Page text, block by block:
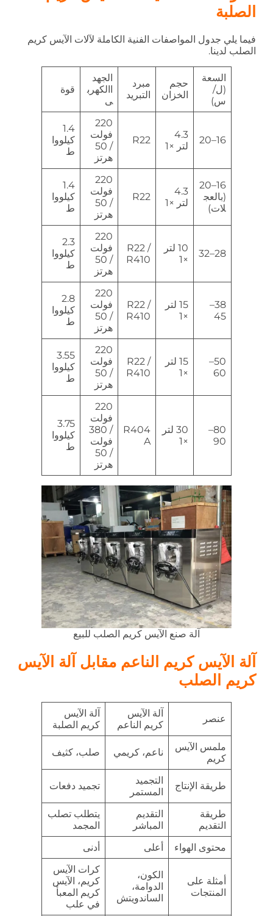
الصلبة
فيما يلي جدول المواصفات الفنية الكاملة لآلات الآيس كريم
الصلب لدينا.
السعة
(ل/
س)
حجم
الخزان
مبرد
التبريد
الجهد
االكهرب
ى
قوة
16–20
4.3
لتر ×1
R22
220
فولت
/ 50
هرتز
1.4
كيلووا
ط
16–20
(بالعج
لات)
4.3
لتر ×1
R22
220
فولت
/ 50
هرتز
1.4
كيلووا
ط
28–32
10 لتر
×1
R22 /
R410
220
فولت
/ 50
هرتز
2.3
كيلووا
ط
38–
45
15 لتر
×1
R22 /
R410
220
فولت
/ 50
هرتز
2.8
كيلووا
ط
50–
60
15 لتر
×1
R22 /
R410
220
فولت
/ 50
هرتز
3.55
كيلووا
ط
80–
90
30 لتر
×1
R404
A
220
فولت
/ 380
فولت
/ 50
هرتز
3.75
كيلووا
ط
آلة صنع الآيس كريم الصلب للبيع
آلة الآيس كريم الناعم مقابل آلة الآيس
كريم الصلب
عنصر
آلة الآيس
كريم الناعم
آلة الآيس
كريم الصلبة
ملمس الآيس
كريم
ناعم، كريمي صلب، كثيف
طريقة الإنتاج
التجميد
المستمر
تجميد دفعات
طريقة
التقديم
التقديم
المباشر
يتطلب تصلب
المجمد
محتوى الهواء
أعلى أدنى
أمثلة على
المنتجات
الكون،
الدوامة،
الساندويتش
كرات الآيس
كريم، الآيس
كريم المعبأ
في علب